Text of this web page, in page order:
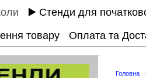
▶️ Стенди для
товару
Оплата та
Головна